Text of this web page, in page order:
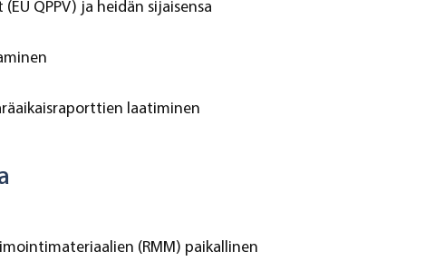
QPPV) ja heidän sijaisensa
laatiminen
(RMM) paikallinen